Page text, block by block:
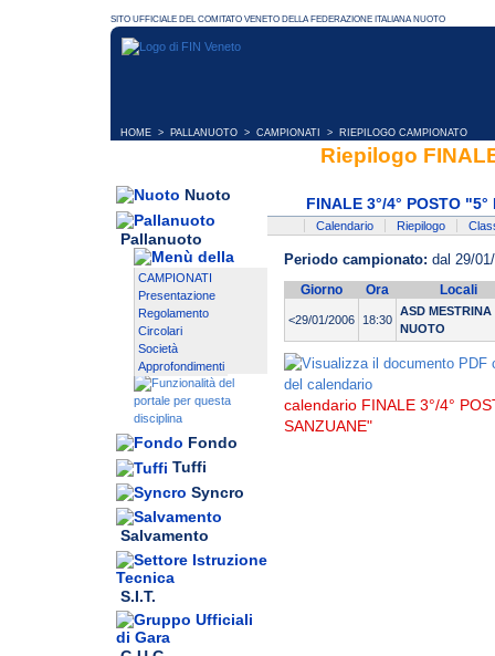
HOME > PALLANUOTO > CAMPIONATI > RIEPILOGO CAMPIONATO
Nuoto
Pallanuoto
CAMPIONATI
Presentazione
Regolamento
Circolari
Società
Approfondimenti
Fondo
Tuffi
Syncro
Salvamento
S.I.T.
Riepilogo
FINALE 3°/4° POSTO
Calendario Riepilogo
Periodo campionato: dal 29/
Giorno Ora Locali
<29/01/2006 18:30
ASD MESTRINA
NUOTO
calendario FINALE 3°/4°
SANZUANE"